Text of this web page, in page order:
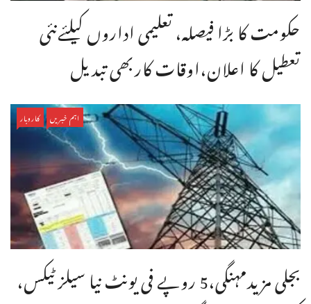
حکومت کا بڑا فیصلہ، تعلیمی اداروں کیلئےنئی
تعطیل کا اعلان،اوقات کاربھی تبدیل
اہم خبریں کاروبار
بجلی مزیدمہنگی،5 روپے فی یونٹ نیا سیلز ٹیکس،